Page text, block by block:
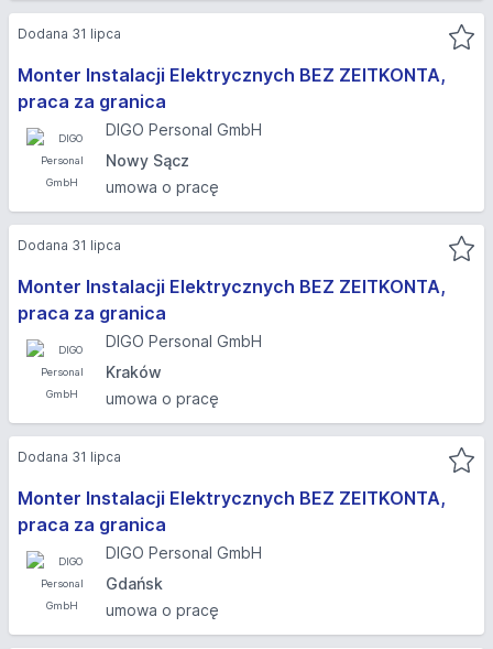
Monter Instalacji Elektrycznych BEZ ZEITKONTA,
praca za granica
DIGO Personal GmbH
Nowy Sącz
umowa o pracę
Dodana 31 lipca
Monter Instalacji Elektrycznych BEZ ZEITKONTA,
praca za granica
DIGO Personal GmbH
Kraków
umowa o pracę
Dodana 31 lipca
Monter Instalacji Elektrycznych BEZ ZEITKONTA,
praca za granica
DIGO Personal GmbH
Gdańsk
umowa o pracę
Dodana 31 lipca